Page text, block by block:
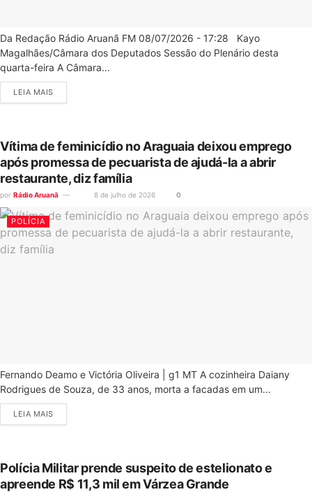
Da Redação Rádio Aruanã FM 08/07/2026 - 17:28 Kayo
Magalhães/Câmara dos Deputados Sessão do Plenário desta
quarta-feira A Câmara...
LEIA MAIS
Vítima de feminicídio no Araguaia deixou emprego
após promessa de pecuarista de ajudá-la a abrir
restaurante, diz família
por Rádio Aruanã 8 de julho de 2026 0
POLÍCIA
Fernando Deamo e Victória Oliveira | g1 MT A cozinheira Daiany
Rodrigues de Souza, de 33 anos, morta a facadas em um...
LEIA MAIS
Polícia Militar prende suspeito de estelionato e
apreende R$ 11,3 mil em Várzea Grande